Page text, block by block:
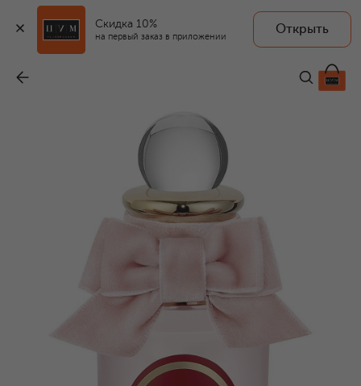
Скидка 10%
на первый заказ в приложении
Открыть
13 120 ₽